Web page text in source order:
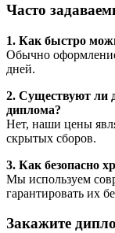
Часто
1. Как быстро
Обычно
дней.
2. Существуют ли
диплома?
Нет, наши цены
скрытых сборов.
3. Как безопасно
Мы используем
гарантировать их
Закажите